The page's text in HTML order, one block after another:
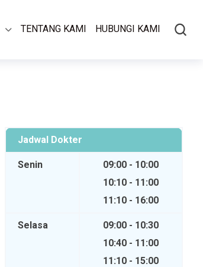
TENTANG KAMI HUBUNGI KAMI
Jadwal Dokter
Senin
09:00 - 10:00
10:10 - 11:00
11:10 - 16:00
Selasa
09:00 - 10:30
10:40 - 11:00
11:10 - 15:00